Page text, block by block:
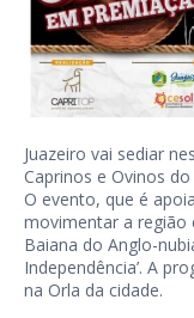
Juazeiro vai sediar
Caprinos e Ovinos
O evento, que é
movimentar a região
Baiana do Anglo-
Independência’. A
na Orla da cidade.